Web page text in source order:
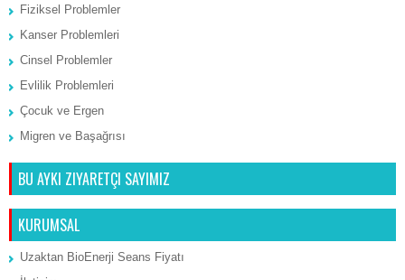
Fiziksel Problemler
Kanser Problemleri
Cinsel Problemler
Evlilik Problemleri
Çocuk ve Ergen
Migren ve Başağrısı
BU AYKI ZIYARETÇI SAYIMIZ
KURUMSAL
Uzaktan BioEnerji Seans Fiyatı